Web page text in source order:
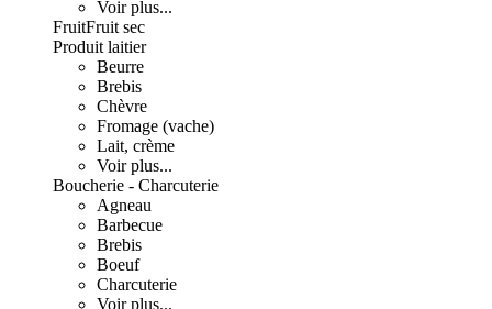
Voir plus...
FruitFruit sec
Produit laitier
Beurre
Brebis
Chèvre
Fromage (vache)
Lait, crème
Voir plus...
Boucherie - Charcuterie
Agneau
Barbecue
Brebis
Boeuf
Charcuterie
Voir plus...